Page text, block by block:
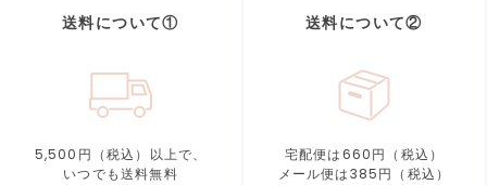
送料について①
5,500円（税込）以上で、
いつでも送料無料
送料について②
宅配便は660円（税込）
メール便は385円（税込）